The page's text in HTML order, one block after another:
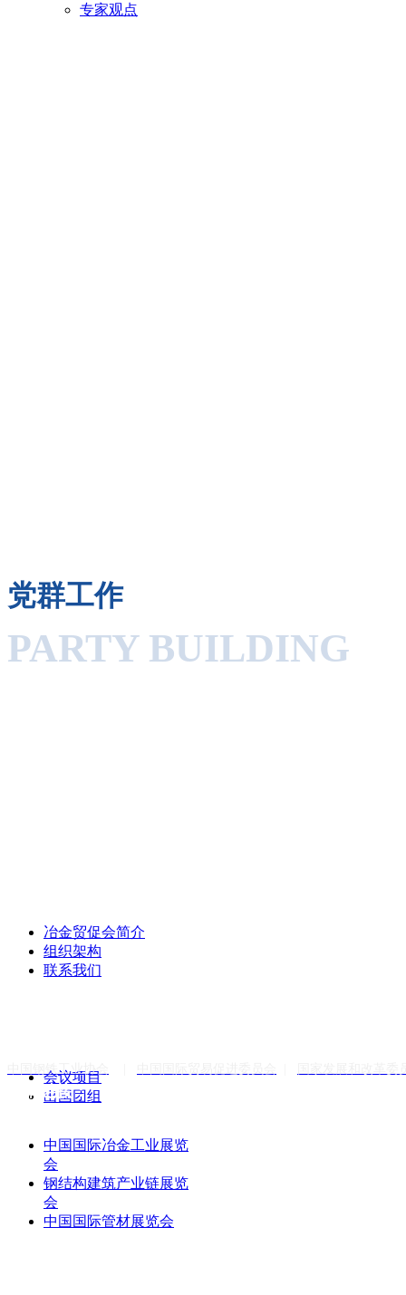
专家观点
党群工作
PARTY BUILDING
冶金贸促会简介
组织架构
联系我们
会议项目
出国团组
中国钢铁工业协会
友情链接：
中国国际冶金工业展览
会
钢结构建筑产业链展览
会
中国国际管材展览会